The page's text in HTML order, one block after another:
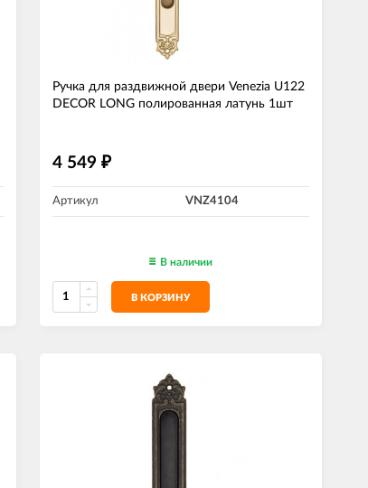
Ручка для раздвижной двери Venezia U122
DECOR LONG полированная латунь 1шт
4 549 ₽
Артикул VNZ4104
В наличии
В КОРЗИНУ